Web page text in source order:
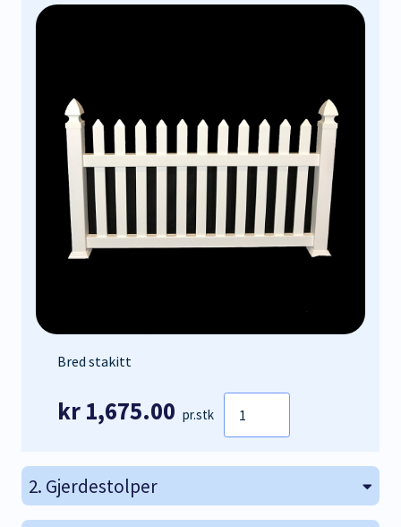
Bred stakitt
kr 1,675.00 pr.stk
Bred
stakitt
100
2 Gjerdestolper